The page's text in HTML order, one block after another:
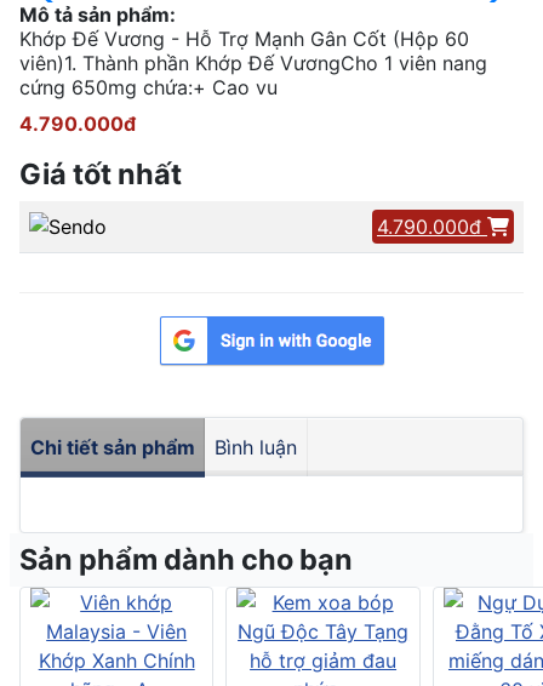
Mô tả sản phẩm:
Khớp Đế Vương - Hỗ Trợ Mạnh Gân Cốt (Hộp 60
viên)1. Thành phần Khớp Đế VươngCho 1 viên nang
cứng 650mg chứa:+ Cao vu
4.790.000đ
Giá tốt nhất
4.790.000đ
Chi tiết sản phẩm Bình luận
Sản phẩm dành cho bạn